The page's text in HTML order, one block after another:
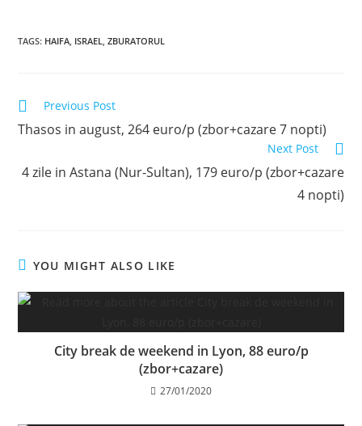
TAGS: HAIFA, ISRAEL, ZBURATORUL
Read
more
articles
Previous Post
Thasos in august, 264 euro/p (zbor+cazare 7 nopti)
Next Post
4 zile in Astana (Nur-Sultan), 179 euro/p (zbor+cazare
4 nopti)
YOU MIGHT ALSO LIKE
City break de weekend in Lyon, 88 euro/p
(zbor+cazare)
27/01/2020